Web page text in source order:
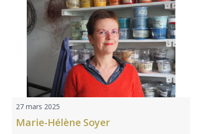
27 mars 2025
Marie-Hélène Soyer